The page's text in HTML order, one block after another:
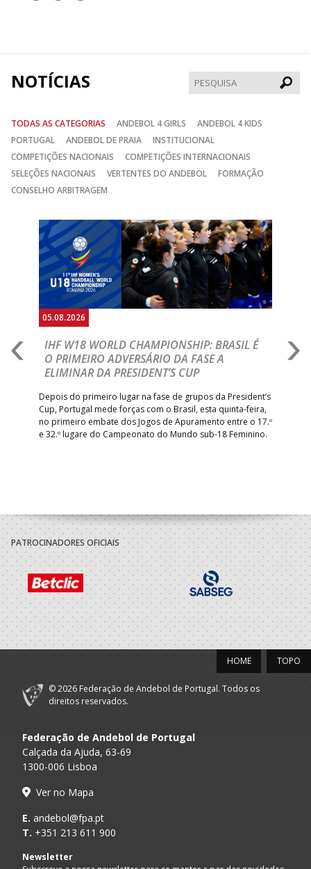
NOTÍCIAS
TODAS AS CATEGORIAS ANDEBOL 4 GIRLS
ANDEBOL 4 KIDS
PORTUGAL
ANDEBOL DE PRAIA
INSTITUCIONAL
COMPETIÇÕES NACIONAIS
COMPETIÇÕES INTERNACIONAIS
SELEÇÕES NACIONAIS
VERTENTES DO ANDEBOL
FORMAÇÃO
CONSELHO ARBITRAGEM
05.08.2026
IHF W18 WORLD CHAMPIONSHIP: BRASIL É
O PRIMEIRO ADVERSÁRIO DA FASE A
ELIMINAR DA PRESIDENT’S CUP
Depois do primeiro lugar na fase de grupos da President’s
Cup, Portugal mede forças com o Brasil, esta quinta-feira,
no primeiro embate dos Jogos de Apuramento entre o 17.º
e 32.º lugare do Campeonato do Mundo sub-18 Feminino.
Anterior
PATROCINADORES OFICIAIS
TOPO
HOME
© 2026 Federação de Andebol de Portugal. Todos os
direitos reservados.
Federação de Andebol de Portugal
Calçada da Ajuda, 63-69
1300-006 Lisboa
Ver no Mapa
E. andebol@fpa.pt
T. +351 213 611 900
Newsletter